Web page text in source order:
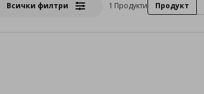
Всички филтри 1 Продукти Продукт